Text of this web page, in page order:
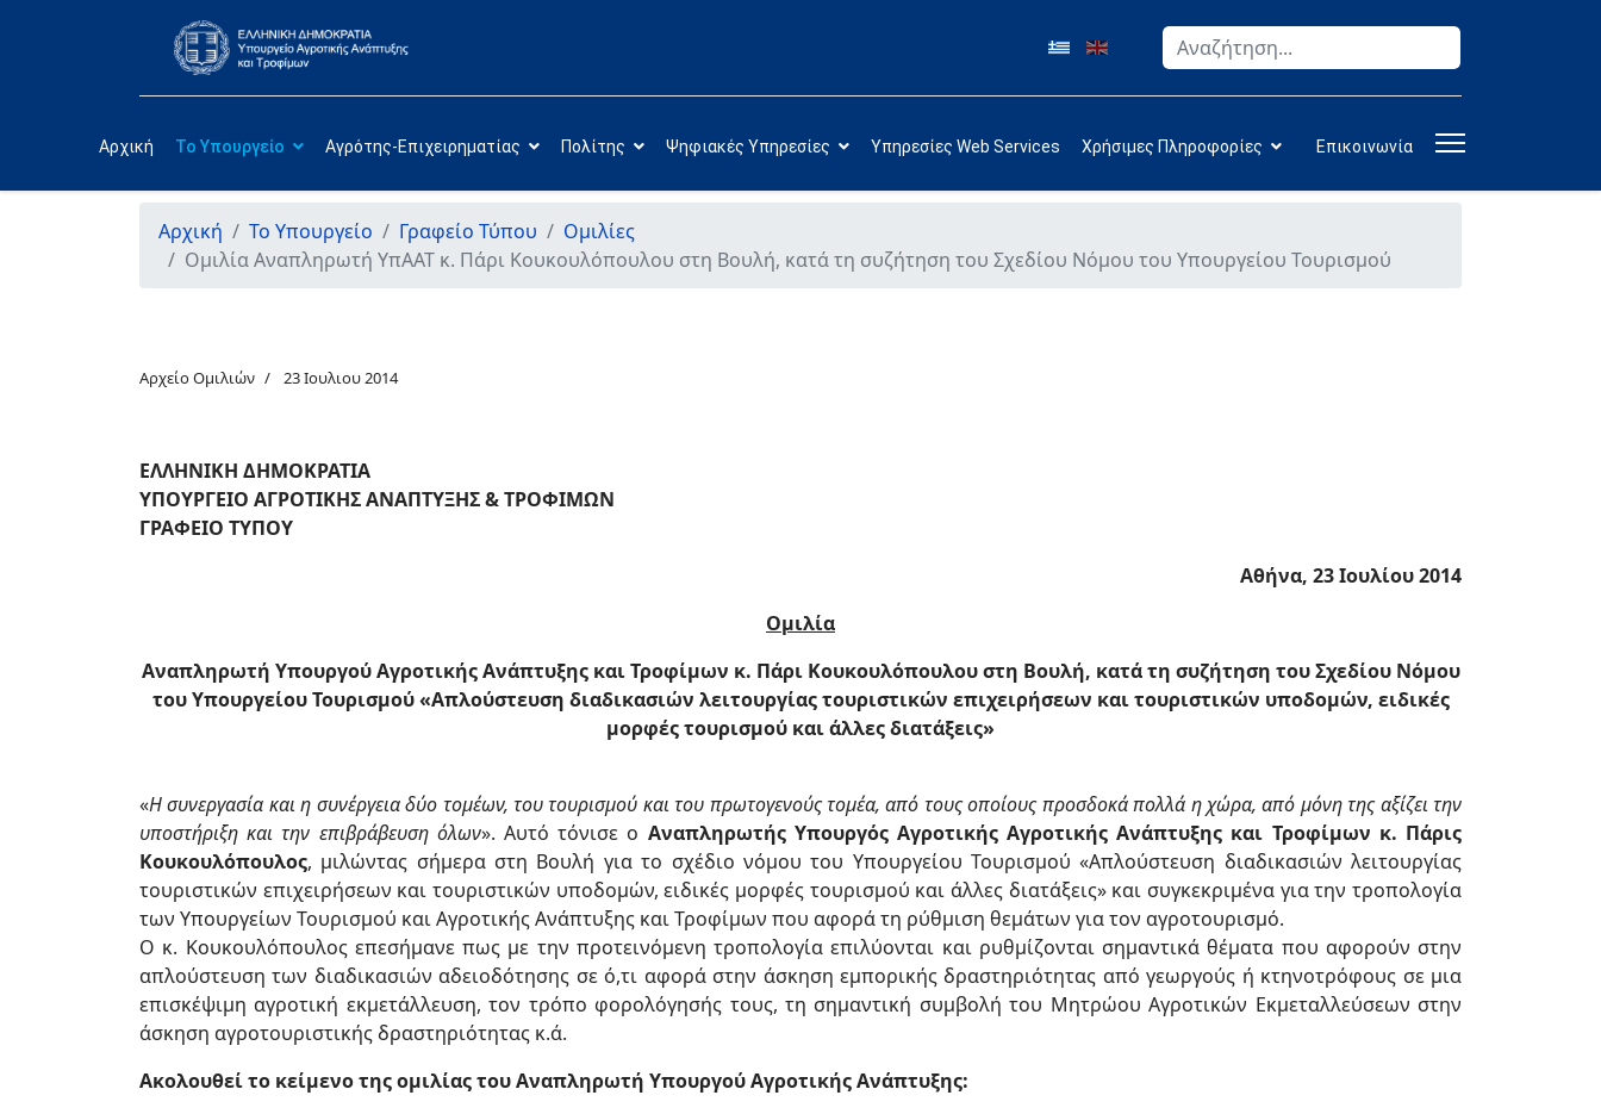
Αναζήτηση
Αρχική Το Υπουργείο Αγρότης-Επιχειρηματίας Πολίτης Ψηφιακές Υπηρεσίες Υπηρεσίες Web Services Χρήσιμες Πληροφορίες Επικοινωνία
Αρχική Το Υπουργείο Γραφείο Τύπου
Ομιλίες
Ομιλία Αναπληρωτή ΥπΑΑΤ κ. Πάρι Κουκουλόπουλου στη Βουλή, κατά τη συζήτηση του Σχεδίου Νόμου του Υπουργείου Τουρισμού
Αρχείο Ομιλιών 23 Ιουλιου 2014
ΕΛΛΗΝΙΚΗ ΔΗΜΟΚΡΑΤΙΑ
ΥΠΟΥΡΓΕΙΟ ΑΓΡΟΤΙΚΗΣ ΑΝΑΠΤΥΞΗΣ & ΤΡΟΦΙΜΩΝ
ΓΡΑΦΕΙΟ ΤΥΠΟΥ
Αθήνα, 23 Ιουλίου 2014
Ομιλία
Αναπληρωτή Υπουργού Αγροτικής Ανάπτυξης και Τροφίμων κ. Πάρι Κουκουλόπουλου στη Βουλή, κατά τη συζήτηση του Σχεδίου Νόμου
του Υπουργείου Τουρισμού «Απλούστευση διαδικασιών λειτουργίας τουριστικών επιχειρήσεων και τουριστικών υποδομών, ειδικές
μορφές τουρισμού και άλλες διατάξεις»
«Η συνεργασία και η συνέργεια δύο τομέων, του τουρισμού και του πρωτογενούς τομέα, από τους οποίους προσδοκά πολλά η χώρα, από μόνη της αξίζει την
υποστήριξη και την επιβράβευση όλων». Αυτό τόνισε ο Αναπληρωτής Υπουργός Αγροτικής Αγροτικής Ανάπτυξης και Τροφίμων κ. Πάρις
Κουκουλόπουλος, μιλώντας σήμερα στη Βουλή για το σχέδιο νόμου του Υπουργείου Τουρισμού «Απλούστευση διαδικασιών λειτουργίας
τουριστικών επιχειρήσεων και τουριστικών υποδομών, ειδικές μορφές τουρισμού και άλλες διατάξεις» και συγκεκριμένα για την τροπολογία
των Υπουργείων Τουρισμού και Αγροτικής Ανάπτυξης και Τροφίμων που αφορά τη ρύθμιση θεμάτων για τον αγροτουρισμό.
Ο κ. Κουκουλόπουλος επεσήμανε πως με την προτεινόμενη τροπολογία επιλύονται και ρυθμίζονται σημαντικά θέματα που αφορούν στην
απλούστευση των διαδικασιών αδειοδότησης σε ό,τι αφορά στην άσκηση εμπορικής δραστηριότητας από γεωργούς ή κτηνοτρόφους σε μια
επισκέψιμη αγροτική εκμετάλλευση, τον τρόπο φορολόγησής τους, τη σημαντική συμβολή του Μητρώου Αγροτικών Εκμεταλλεύσεων στην
άσκηση αγροτουριστικής δραστηριότητας κ.ά.
Ακολουθεί το κείμενο της ομιλίας του Αναπληρωτή Υπουργού Αγροτικής Ανάπτυξης: